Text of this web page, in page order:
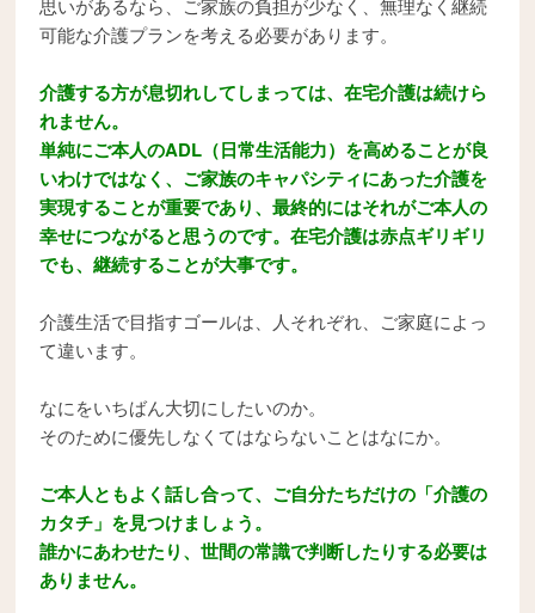
思いがあるなら、ご家族の負担が少なく、無理なく継続
可能な介護プランを考える必要があります。
介護する方が息切れしてしまっては、在宅介護は続けら
れません。
単純にご本人のADL（日常生活能力）を高めることが良
いわけではなく、ご家族のキャパシティにあった介護を
実現することが重要であり、最終的にはそれがご本人の
幸せにつながると思うのです。在宅介護は赤点ギリギリ
でも、継続することが大事です。
介護生活で目指すゴールは、人それぞれ、ご家庭によっ
て違います。
なにをいちばん大切にしたいのか。
そのために優先しなくてはならないことはなにか。
ご本人ともよく話し合って、ご自分たちだけの「介護の
カタチ」を見つけましょう。
誰かにあわせたり、世間の常識で判断したりする必要は
ありません。